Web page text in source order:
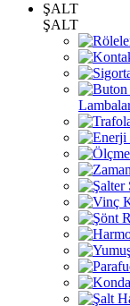
ŞALT
ŞALT